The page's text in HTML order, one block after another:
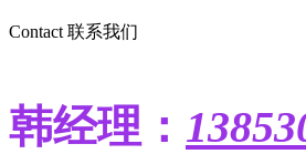
Contact 联系我们
韩经理：